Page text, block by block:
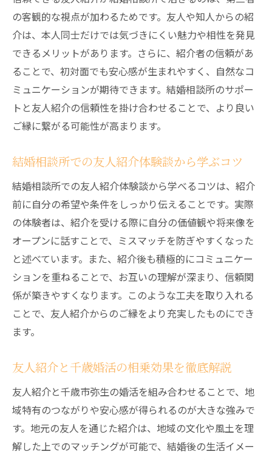
の客観的な視点が加わるためです。友人や知人からの紹
介は、本人同士だけでは気づきにくい魅力や相性を発見
できるメリットがあります。さらに、紹介者の信頼があ
ることで、初対面でも安心感が生まれやすく、自然なコ
ミュニケーションが期待できます。結婚相談所のサポー
トと友人紹介の信頼性を掛け合わせることで、より良い
ご縁に繋がる可能性が高まります。
結婚相談所での友人紹介体験談から学ぶコツ
結婚相談所での友人紹介体験談から学べるコツは、紹介
前に自分の希望や条件をしっかり伝えることです。実際
の体験者は、紹介を受ける際に自分の価値観や将来像を
オープンに話すことで、ミスマッチを防ぎやすくなった
と述べています。また、紹介後も積極的にコミュニケー
ションを重ねることで、お互いの理解が深まり、信頼関
係が築きやすくなります。このような工夫を取り入れる
ことで、友人紹介からのご縁をより充実したものにでき
ます。
友人紹介と千歳婚活の相乗効果を徹底解説
友人紹介と千歳市弥生の婚活を組み合わせることで、地
域特有のつながりや安心感が得られるのが大きな強みで
す。地元の友人を通じた紹介は、地域の文化や風土を理
解した上でのマッチングが可能で、結婚後の生活イメー